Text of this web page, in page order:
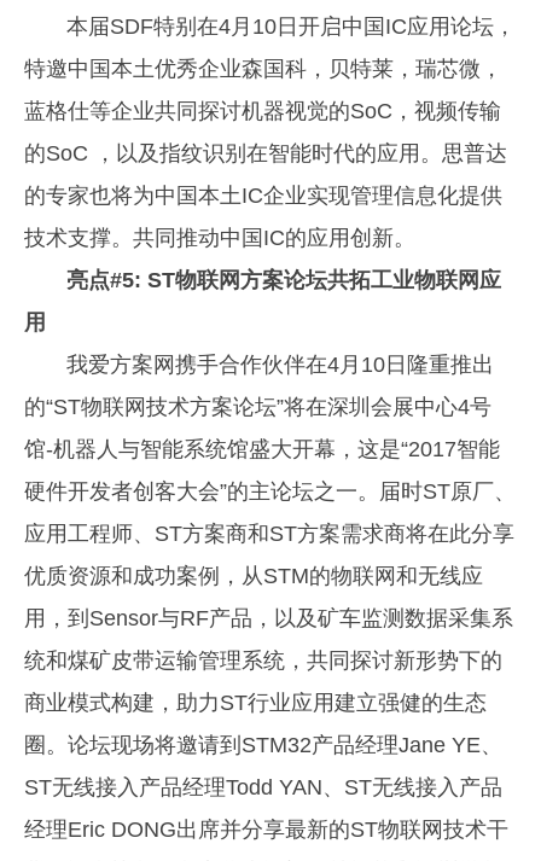
本届SDF特别在4月10日开启中国IC应用论坛，
特邀中国本土优秀企业森国科，贝特莱，瑞芯微，
蓝格仕等企业共同探讨机器视觉的SoC，视频传输
的SoC ，以及指纹识别在智能时代的应用。思普达
的专家也将为中国本土IC企业实现管理信息化提供
技术支撑。共同推动中国IC的应用创新。
亮点#5: ST物联网方案论坛共拓工业物联网应
用
我爱方案网携手合作伙伴在4月10日隆重推出
的“ST物联网技术方案论坛”将在深圳会展中心4号
馆-机器人与智能系统馆盛大开幕，这是“2017智能
硬件开发者创客大会”的主论坛之一。届时ST原厂、
应用工程师、ST方案商和ST方案需求商将在此分享
优质资源和成功案例，从STM的物联网和无线应
用，到Sensor与RF产品，以及矿车监测数据采集系
统和煤矿皮带运输管理系统，共同探讨新形势下的
商业模式构建，助力ST行业应用建立强健的生态
圈。论坛现场将邀请到STM32产品经理Jane YE、
ST无线接入产品经理Todd YAN、ST无线接入产品
经理Eric DONG出席并分享最新的ST物联网技术干